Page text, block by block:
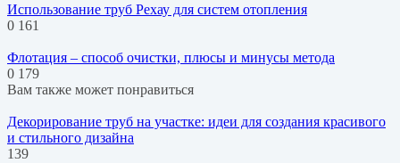
Использование труб Рехау для систем отопления
0 161
Флотация – способ очистки, плюсы и минусы метода
0 179
Вам также может понравиться
Декорирование труб на участке: идеи для создания красивого
и стильного дизайна
139